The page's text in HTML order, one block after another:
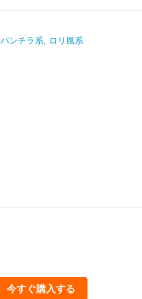
パンチラ系, ロリ風系
今すぐ購入する